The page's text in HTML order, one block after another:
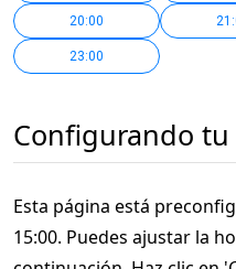
20:00
23:00
Configurando tu
Esta página está
15:00. Puedes ajustar la